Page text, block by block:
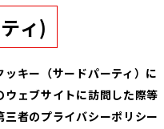
ィ)
キー（サードパーティ）に
ェブサイトに訪問した際等
者のプライバシーポリシー